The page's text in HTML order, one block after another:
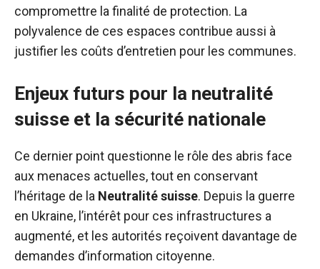
compromettre la finalité de protection. La
polyvalence de ces espaces contribue aussi à
justifier les coûts d’entretien pour les communes.
Enjeux futurs pour la neutralité
suisse et la sécurité nationale
Ce dernier point questionne le rôle des abris face
aux menaces actuelles, tout en conservant
l’héritage de la Neutralité suisse. Depuis la guerre
en Ukraine, l’intérêt pour ces infrastructures a
augmenté, et les autorités reçoivent davantage de
demandes d’information citoyenne.